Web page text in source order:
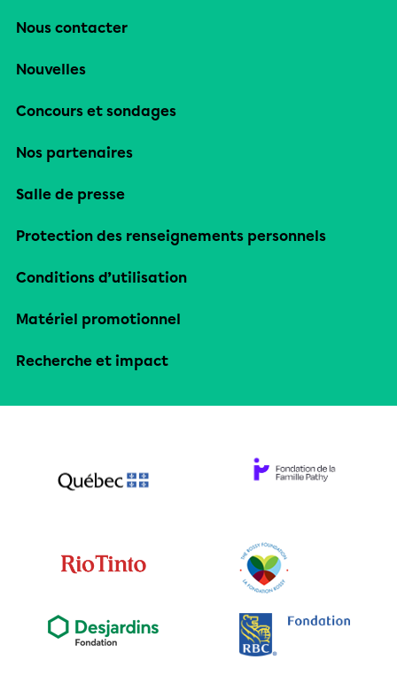
Nous contacter
Nouvelles
Concours et sondages
Nos partenaires
Salle de presse
Protection des renseignements personnels
Conditions d’utilisation
Matériel promotionnel
Recherche et impact